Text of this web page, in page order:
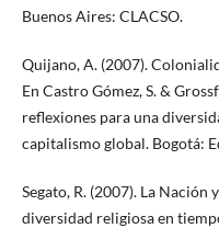
Buenos Aires: CLACSO.
Quijano, A. (2007).
En Castro Gómez, S. &
reflexiones para una
capitalismo global. Bogotá:
Segato, R. (2007). La Nación
diversidad religiosa en